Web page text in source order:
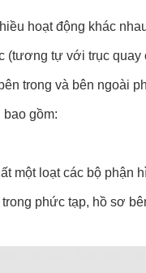
hoạt động khác
(tương tự với trục
trong và bên ngoài
gồm:
một loạt các bộ
phức tạp, hồ sơ